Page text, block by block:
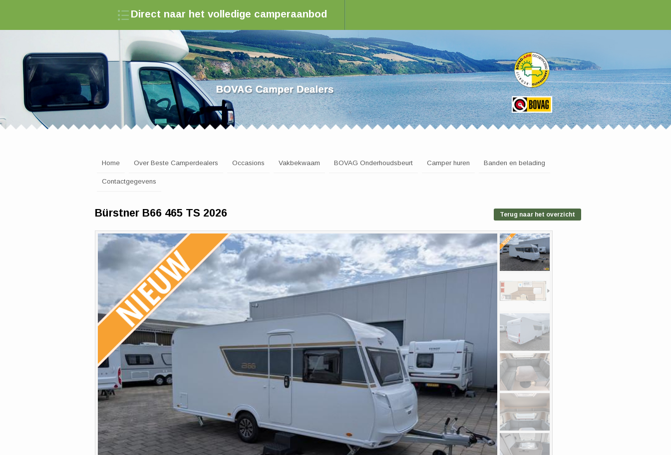
Direct naar het volledige camperaanbod
Zoek een camperdealer in Nederland
Home Over Beste Camperdealers Occasions Vakbekwaam BOVAG Onderhoudsbeurt Camper huren Banden en belading
Contactgegevens
Bürstner B66 465 TS 2026 Terug naar het overzicht